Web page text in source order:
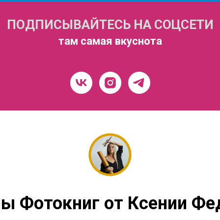
ПОДПИСЫВАЙТЕСЬ НА СОЦСЕТИ
там самая вкуснота
Фотокниг от Ксении